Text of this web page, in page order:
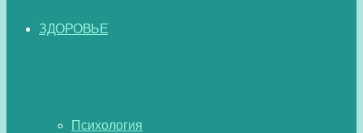
ЗДОРОВЬЕ
Психология